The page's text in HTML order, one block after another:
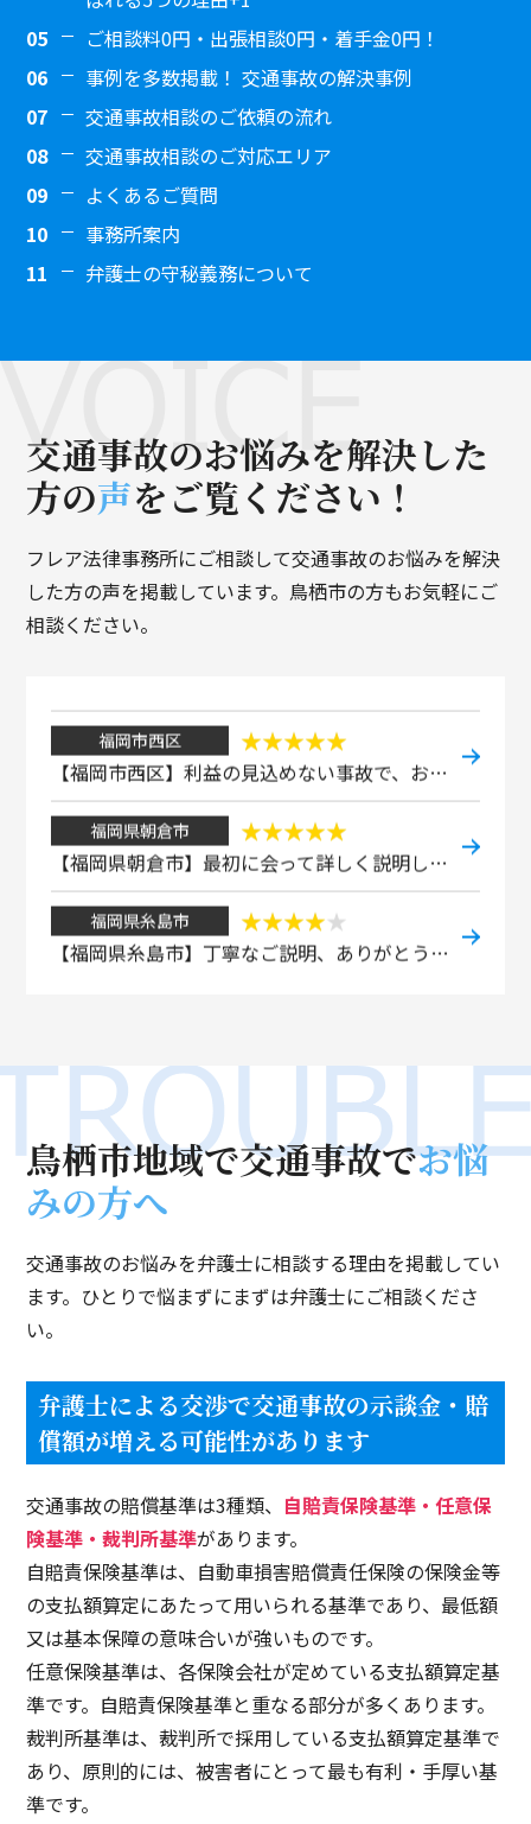
ご相談料0円・出張相談0円・着手金0円！
事例を多数掲載！ 交通事故の解決事例
交通事故相談のご依頼の流れ
交通事故相談のご対応エリア
よくあるご質問
事務所案内
弁護士の守秘義務について
交通事故のお悩みを解決した
方の声をご覧ください！
フレア法律事務所にご相談して交通事故のお悩みを解決
した方の声を掲載しています。鳥栖市の方もお気軽にご
相談ください。
福岡市東区
佐賀県佐賀市
福岡市城南区
福岡市東区
福岡市東区
【福岡市東区】長い間や大変お世話になりました。
福岡市東区
福岡市西区
福岡県朝倉市
福岡県糸島市
福岡市東区
佐賀県佐賀市
福岡市城南区
【福岡市城南区】迅速に対応して頂きとても助かりました。
【福岡市東区】思った以上に慰謝料も入り、大変満足しております。
福岡市東区
福岡市東区
【福岡市東区】中谷先生、お忙しいなか大変お世話になりました。
福岡市西区
【福岡市西区】利益の見込めない事故で、お引き受けいただき本当にありがとうございました。
福岡県朝倉市
【福岡県朝倉市】最初に会って詳しく説明して頂きました。
鳥栖市地域で交通事故でお悩
みの方へ
交通事故のお悩みを弁護士に相談する理由を掲載してい
ます。ひとりで悩まずにまずは弁護士にご相談くださ
い。
弁護士による交渉で交通事故の示談金・賠
償額が増える可能性があります
交通事故の賠償基準は3種類、 自賠責保険基準・任意保
険基準・裁判所基準があります。
自賠責保険基準は、自動車損害賠償責任保険の保険金等
の支払額算定にあたって用いられる基準であり、最低額
又は基本保障の意味合いが強いものです。
任意保険基準は、各保険会社が定めている支払額算定基
準です。自賠責保険基準と重なる部分が多くあります。
裁判所基準は、裁判所で採用している支払額算定基準で
あり、原則的には、被害者にとって最も有利・手厚い基
準です。